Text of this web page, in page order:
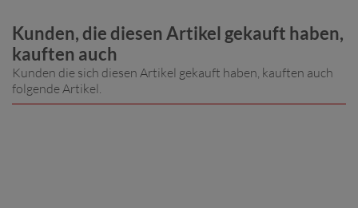
Kunden, die diesen Artikel gekauft haben,
kauften auch
Kunden die sich diesen Artikel gekauft haben, kauften auch
folgende Artikel.